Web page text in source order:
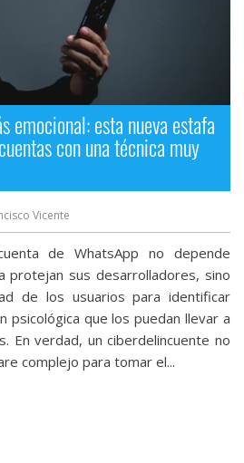
emocional: esta nueva estafa
con una técnica muy
Vicente
de WhatsApp no depende
protejan sus desarrolladores, sino
de los usuarios para identificar
psicológica que los puedan llevar a
En verdad, un ciberdelincuente no
complejo para tomar el...